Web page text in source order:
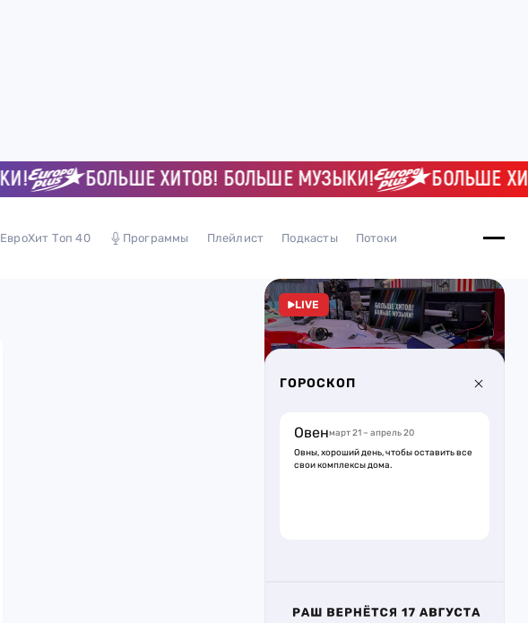
БОЛЬШЕ ХИТОВ! БОЛЬШЕ МУЗЫКИ! БОЛЬШЕ
ЕвроХит Топ 40 Программы Плейлист Подкасты Потоки
LIVE
ГОРОСКОП
Овенмарт 21 – апрель 20
Овны, хороший день, чтобы оставить все
свои комплексы дома.